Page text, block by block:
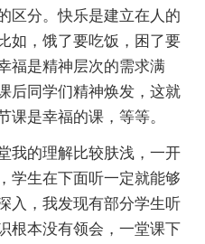
区分。快乐是建立在人的
如，饿了要吃饭，困了要
福是精神层次的需求满
后同学们精神焕发，这就
课是幸福的课，等等。
我的理解比较肤浅，一开
学生在下面听一定就能够
入，我发现有部分学生听
根本没有领会，一堂课下